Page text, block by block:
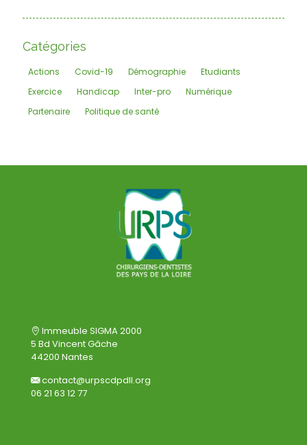
Catégories
Actions Covid-19 Démographie
Etudiants
Exercice
Handicap Inter-pro
Numérique
Partenaire
Politique de santé
Immeuble SIGMA 2000
5 Bd Vincent Gâche
44200 Nantes
contact@urpscdpdll.org
06 21 63 12 77